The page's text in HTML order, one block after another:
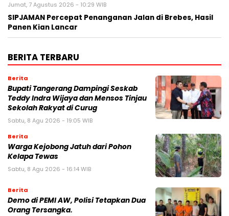
Jumat, 7 Agustus 2026 - 10:29 WIB
SIPJAMAN Percepat Penanganan Jalan di Brebes, Hasil
Panen Kian Lancar
BERITA TERBARU
Berita
Bupati Tangerang Dampingi Seskab
Teddy Indra Wijaya dan Mensos Tinjau
Sekolah Rakyat di Curug
Sabtu, 8 Agu 2026 - 19:05 WIB
Berita
Warga Kejobong Jatuh dari Pohon
Kelapa Tewas
Sabtu, 8 Agu 2026 - 16:14 WIB
Berita
Demo di PEMI AW, Polisi Tetapkan Dua
Orang Tersangka.